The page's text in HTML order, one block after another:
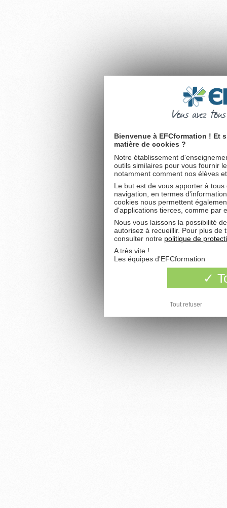
Bienvenue à EFCformation ! Et
matière de cookies ?
Notre établissement
outils similaires pour vous fournir
notamment comment nos élèves
Le but est de vous apporter à
navigation, en termes
cookies nous permettent
d'applications tierces, comme par
Nous vous laissons la possibilité
autorisez à recueillir. Pour plus de
consulter notre politique de
A très vite !
Les équipes d'EFCformation
Tout refuser